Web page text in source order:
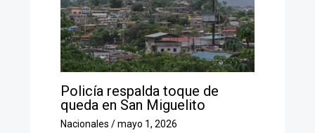
Policía respalda toque de
queda en San Miguelito
Nacionales /mayo 1, 2026